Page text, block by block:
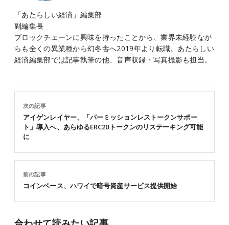
「あたらしい経済」編集部
副編集長
ブロックチェーンに興味を持ったことから、業界未経験なが
らも全くの異業種から幻冬舎へ2019年より転職。あたらしい
経済編集部では記事執筆の他、音声収録・写真撮影も担当。
前の記事
コインベース、ハワイで暗号資産サービス提供開始
次の記事
アイゲンレイヤー、「パーミッションレストークンサポー
ト」導入へ、あらゆるERC20トークンのリステーキング可能
に